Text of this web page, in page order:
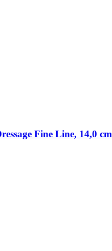
Fine Line, 14,0 cm